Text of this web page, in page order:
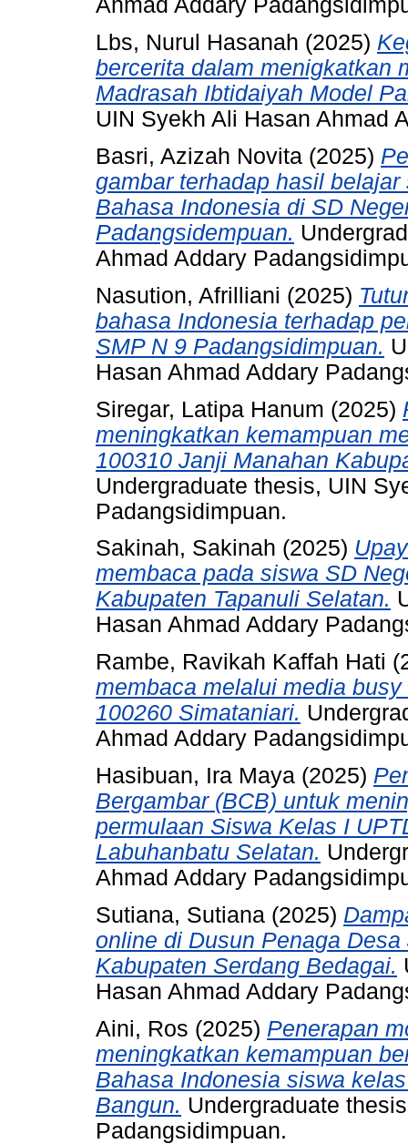
Ahmad Addary
Lbs, Nurul Hasanah (2025)
bercerita dalam menigkatkan
Madrasah Ibtidaiyah Model
UIN Syekh Ali Hasan Ahmad
Basri, Azizah Novita (2025)
gambar terhadap hasil
Bahasa Indonesia di SD
Padangsidempuan.
Ahmad Addary
Nasution, Afrilliani (2025)
bahasa Indonesia terhadap
SMP N 9 Padangsidimpuan.
Hasan Ahmad Addary
Siregar, Latipa Hanum (2025)
meningkatkan kemampuan
100310 Janji Manahan
Undergraduate thesis, UIN
Padangsidimpuan.
Sakinah, Sakinah (2025)
membaca pada siswa SD
Kabupaten Tapanuli Selatan.
Hasan Ahmad Addary
Rambe, Ravikah Kaffah Hati
membaca melalui media
100260 Simataniari.
Ahmad Addary
Hasibuan, Ira Maya (2025)
Bergambar (BCB) untuk
permulaan Siswa Kelas I
Labuhanbatu Selatan.
Ahmad Addary
Sutiana, Sutiana (2025)
online di Dusun Penaga
Kabupaten Serdang Bedagai.
Hasan Ahmad Addary
Aini, Ros (2025) Penerapan
meningkatkan kemampuan
Bahasa Indonesia siswa
Bangun. Undergraduate
Padangsidimpuan.